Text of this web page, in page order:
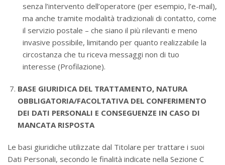
senza l’intervento dell’operatore (per esempio, l’e-mail),
ma anche tramite modalità tradizionali di contatto, come
il servizio postale – che siano il più rilevanti e meno
invasive possibile, limitando per quanto realizzabile la
circostanza che tu riceva messaggi non di tuo
interesse (Profilazione).
BASE GIURIDICA DEL TRATTAMENTO, NATURA
OBBLIGATORIA/FACOLTATIVA DEL CONFERIMENTO
DEI DATI PERSONALI E CONSEGUENZE IN CASO DI
MANCATA RISPOSTA
Le basi giuridiche utilizzate dal Titolare per trattare i suoi
Dati Personali, secondo le finalità indicate nella Sezione C